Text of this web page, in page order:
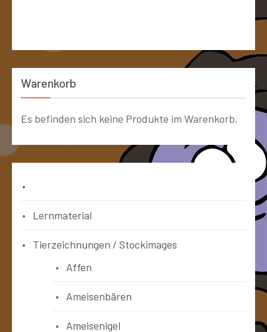
Warenkorb
Es befinden sich keine Produkte im Warenkorb.
Lernmaterial
Tierzeichnungen / Stockimages
Affen
Ameisenbären
Ameisenigel